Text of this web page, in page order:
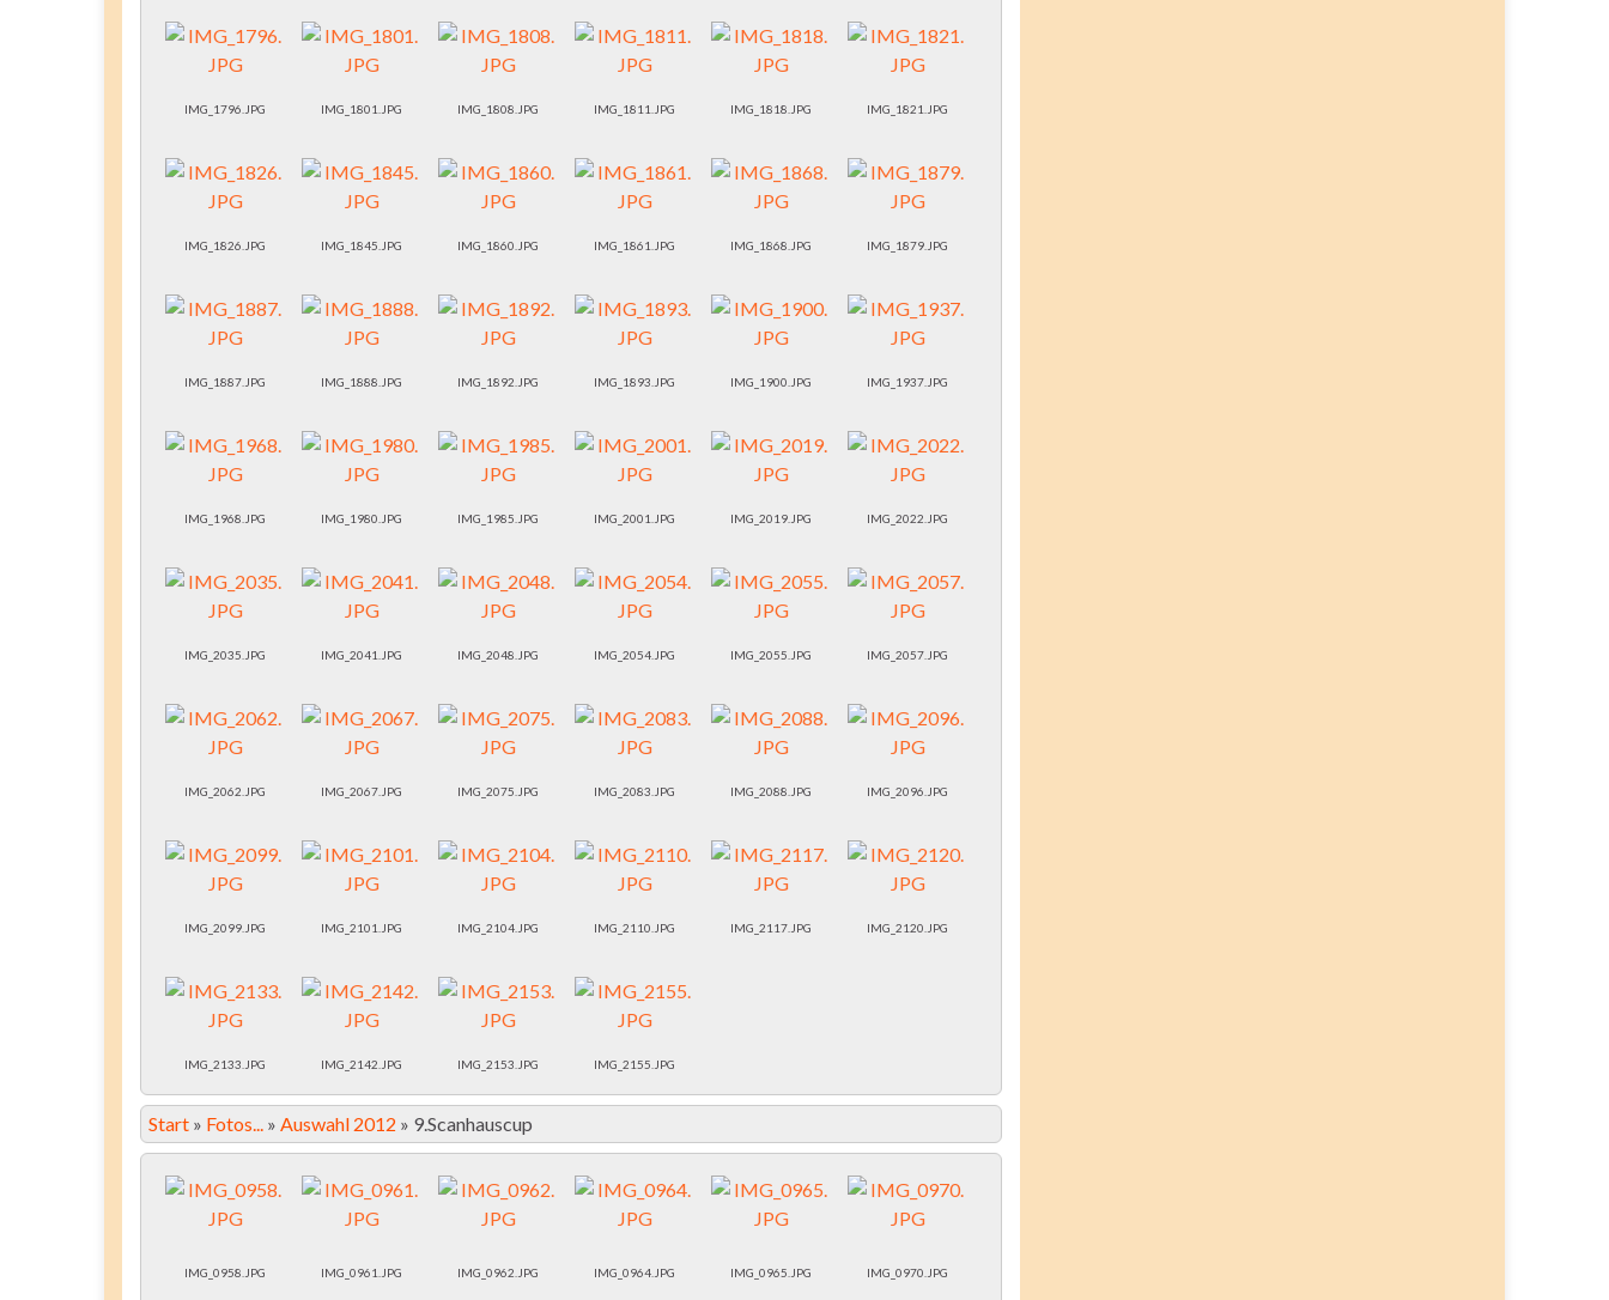
IMG_1796.JPG IMG_1801.JPG IMG_1808.JPG IMG_1811.JPG IMG_1818.JPG IMG_1821.JPG
IMG_1826.JPG IMG_1845.JPG IMG_1860.JPG IMG_1861.JPG IMG_1868.JPG IMG_1879.JPG
IMG_1887.JPG IMG_1888.JPG IMG_1892.JPG IMG_1893.JPG IMG_1900.JPG IMG_1937.JPG
IMG_1968.JPG IMG_1980.JPG IMG_1985.JPG IMG_2001.JPG IMG_2019.JPG IMG_2022.JPG
IMG_2035.JPG IMG_2041.JPG IMG_2048.JPG IMG_2054.JPG IMG_2055.JPG IMG_2057.JPG
IMG_2062.JPG IMG_2067.JPG IMG_2075.JPG IMG_2083.JPG IMG_2088.JPG IMG_2096.JPG
IMG_2099.JPG IMG_2101.JPG IMG_2104.JPG IMG_2110.JPG IMG_2117.JPG IMG_2120.JPG
IMG_2133.JPG IMG_2142.JPG IMG_2153.JPG IMG_2155.JPG
Start » Fotos... » Auswahl 2012 » 9.Scanhauscup
IMG_0958.JPG IMG_0961.JPG IMG_0962.JPG IMG_0964.JPG IMG_0965.JPG IMG_0970.JPG